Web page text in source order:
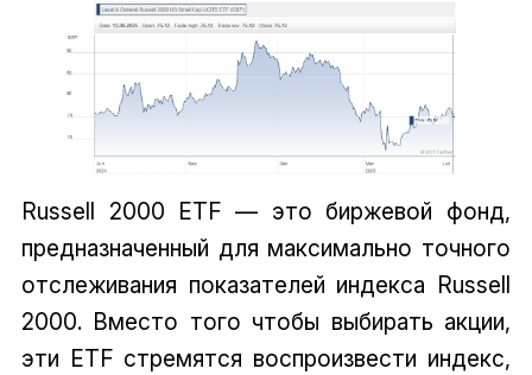
Russell 2000 ETF — это биржевой фонд,
предназначенный для максимально точного
отслеживания показателей индекса Russell
2000. Вместо того чтобы выбирать акции,
эти ETF стремятся воспроизвести индекс,